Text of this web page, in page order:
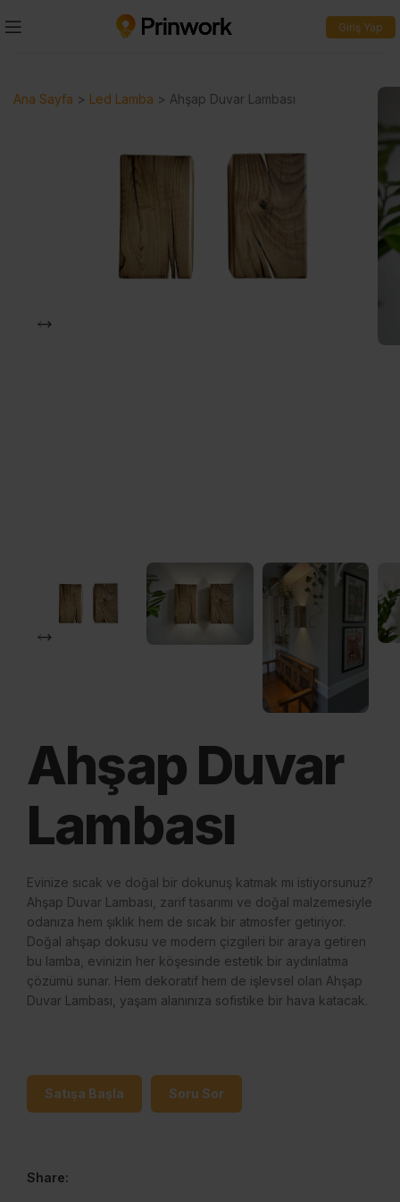
Giriş Yap
Ana Sayfa > Led Lamba > Ahşap Duvar Lambası
Ahşap Duvar
Lambası
Evinize sıcak ve doğal bir dokunuş katmak mı istiyorsunuz?
Ahşap Duvar Lambası, zarif tasarımı ve doğal malzemesiyle
odanıza hem şıklık hem de sıcak bir atmosfer getiriyor.
Doğal ahşap dokusu ve modern çizgileri bir araya getiren
bu lamba, evinizin her köşesinde estetik bir aydınlatma
çözümü sunar. Hem dekoratif hem de işlevsel olan Ahşap
Duvar Lambası, yaşam alanınıza sofistike bir hava katacak.
Satışa Başla Soru Sor
Share: